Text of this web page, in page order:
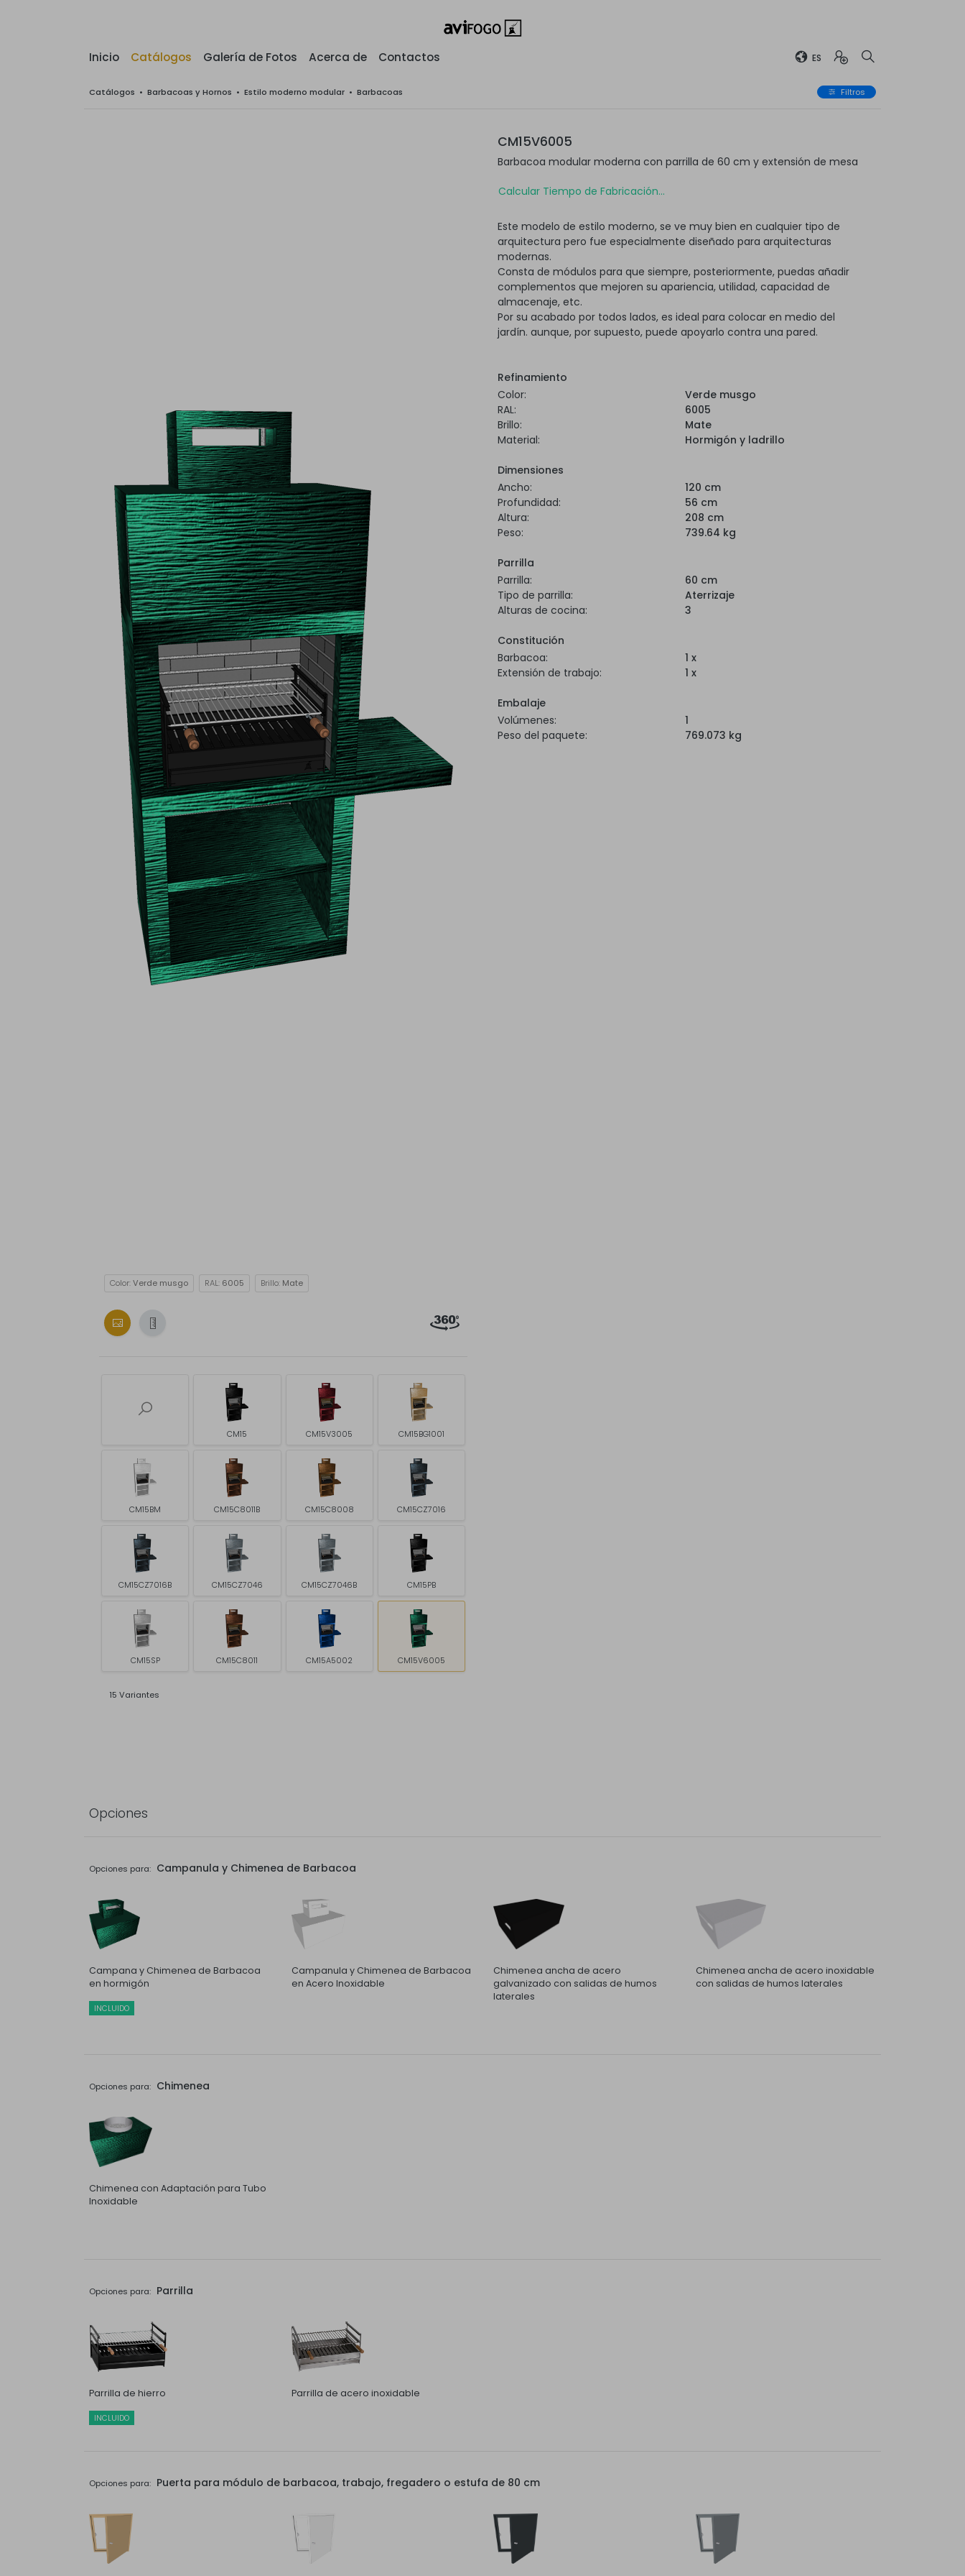
Inicio Catálogos Galería de Fotos Acerca de Contactos ES
Catálogos • Barbacoas y Hornos • Estilo moderno modular • Barbacoas Filtros
Color:Verde musgo RAL: 6005 Brillo: Mate
CM15 CM15V3005 CM15BG1001
CM15BM CM15C8011B CM15C8008 CM15CZ7016
CM15CZ7016B CM15CZ7046 CM15CZ7046B CM15PB
CM15SP CM15C8011 CM15A5002 CM15V6005
15 Variantes
CM15V6005
Barbacoa modular moderna con parrilla de 60 cm y extensión de mesa
Calcular Tiempo de Fabricación...
Este modelo de estilo moderno, se ve muy bien en cualquier tipo de
arquitectura pero fue especialmente diseñado para arquitecturas
modernas.
Consta de módulos para que siempre, posteriormente, puedas añadir
complementos que mejoren su apariencia, utilidad, capacidad de
almacenaje, etc.
Por su acabado por todos lados, es ideal para colocar en medio del
jardín. aunque, por supuesto, puede apoyarlo contra una pared.
Refinamiento
Color:
Verde musgo
RAL:
6005
Brillo:
Mate
Material:
Hormigón y ladrillo
Dimensiones
Ancho:
120 cm
Profundidad:
56 cm
Altura:
208 cm
Peso:
739.64 kg
Parrilla
Parrilla:
60 cm
Tipo de parrilla:
Aterrizaje
Alturas de cocina:
3
Constitución
Barbacoa:
1 x
Extensión de trabajo:
1 x
Embalaje
Volúmenes:
1
Peso del paquete:
769.073 kg
Opciones
Opciones para: Campanula y Chimenea de Barbacoa
Campana y Chimenea de Barbacoa
en hormigón
INCLUIDO
Campanula y Chimenea de Barbacoa
en Acero Inoxidable
Chimenea ancha de acero
galvanizado con salidas de humos
laterales
Chimenea ancha de acero inoxidable
con salidas de humos laterales
Opciones para: Chimenea
Chimenea con Adaptación para Tubo
Inoxidable
Opciones para: Parrilla
Parrilla de hierro
INCLUIDO
Parrilla de acero inoxidable
Opciones para: Puerta para módulo de barbacoa, trabajo, fregadero o estufa de 80 cm